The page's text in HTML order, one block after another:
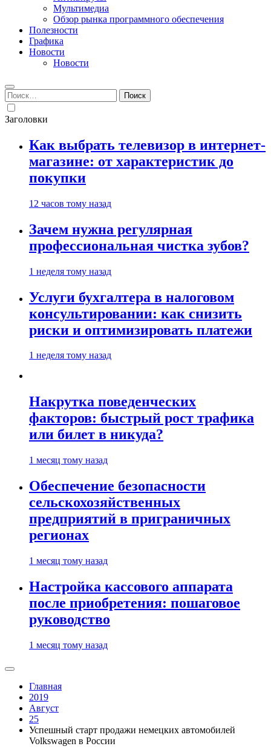
Мультимедиа
Обзор рынка программного обеспечения
Полезности
Графика
Новости
Новости
Найти:
Заголовки
Как выбрать телевизор в интернет-
магазине: от характеристик до
покупки
12 часов тому назад
Зачем нужна регулярная
профессиональная чистка зубов?
1 неделя тому назад
Услуги бухгалтера в налоговом
консультировании: как снизить
риски и оптимизировать платежи
1 неделя тому назад
Накрутка поведенческих
факторов: быстрый рост трафика
или билет в никуда?
1 месяц тому назад
Обеспечение безопасности
сельскохозяйственных
предприятий в приграничных
регионах
1 месяц тому назад
Настройка кассового аппарата
после приобретения: пошаговое
руководство
1 месяц тому назад
Главная
2019
Август
25
Успешный старт продажи немецких автомобилей
Volkswagen в России